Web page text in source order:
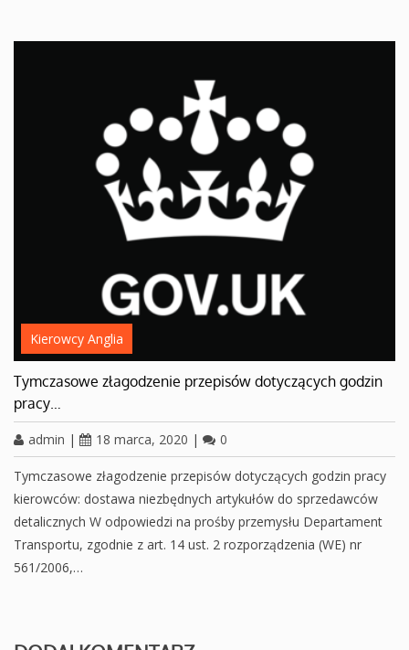
Kierowcy Anglia
Tymczasowe złagodzenie przepisów dotyczących godzin
pracy…
admin | 18 marca, 2020 | 0
Tymczasowe złagodzenie przepisów dotyczących godzin pracy
kierowców: dostawa niezbędnych artykułów do sprzedawców
detalicznych W odpowiedzi na prośby przemysłu Departament
Transportu, zgodnie z art. 14 ust. 2 rozporządzenia (WE) nr
561/2006,…